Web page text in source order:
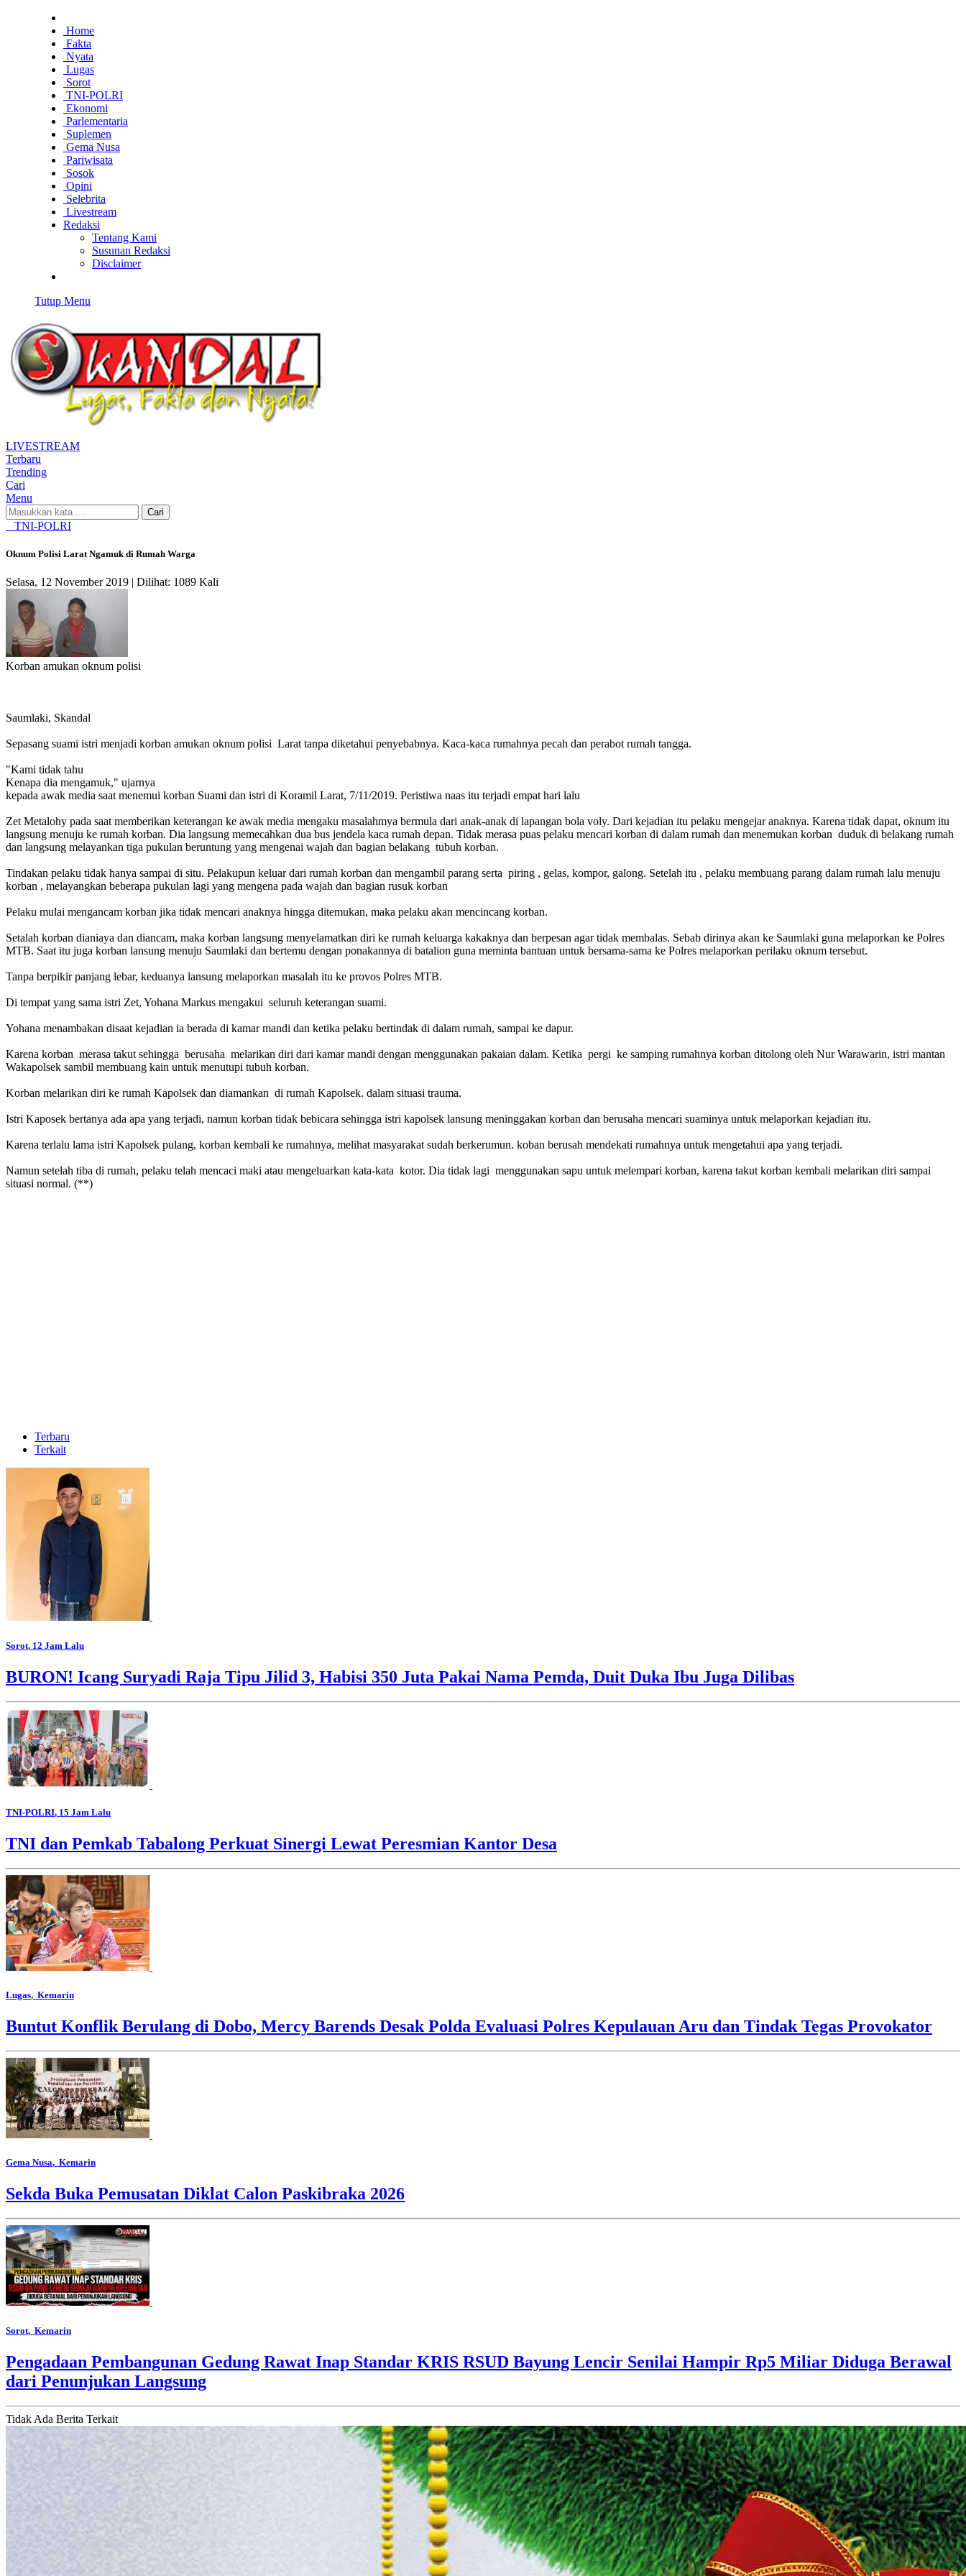
Home
Fakta
Nyata
Lugas
Sorot
TNI-POLRI
Ekonomi
Parlementaria
Suplemen
Gema Nusa
Pariwisata
Sosok
Opini
Selebrita
Livestream
Redaksi
Tentang Kami
Susunan Redaksi
Disclaimer
Tutup Menu
LIVESTREAM
Terbaru
Trending
Cari
Menu
Cari
TNI-POLRI
Oknum Polisi Larat Ngamuk di Rumah Warga
Selasa, 12 November 2019 | Dilihat: 1089 Kali
Korban amukan oknum polisi
Saumlaki, Skandal
Sepasang suami istri menjadi korban amukan oknum polisi Larat tanpa diketahui penyebabnya. Kaca-kaca rumahnya pecah dan perabot rumah tangga.
"Kami tidak tahu
Kenapa dia mengamuk," ujarnya
kepada awak media saat menemui korban Suami dan istri di Koramil Larat, 7/11/2019. Peristiwa naas itu terjadi empat hari lalu
Zet Metalohy pada saat memberikan keterangan ke awak media mengaku masalahmya bermula dari anak-anak di lapangan bola voly. Dari kejadian itu pelaku mengejar anaknya. Karena tidak dapat, oknum itu
langsung menuju ke rumah korban. Dia langsung memecahkan dua bus jendela kaca rumah depan. Tidak merasa puas pelaku mencari korban di dalam rumah dan menemukan korban duduk di belakang rumah
dan langsung melayankan tiga pukulan beruntung yang mengenai wajah dan bagian belakang tubuh korban.
Tindakan pelaku tidak hanya sampai di situ. Pelakupun keluar dari rumah korban dan mengambil parang serta piring , gelas, kompor, galong. Setelah itu , pelaku membuang parang dalam rumah lalu menuju
korban , melayangkan beberapa pukulan lagi yang mengena pada wajah dan bagian rusuk korban
Pelaku mulai mengancam korban jika tidak mencari anaknya hingga ditemukan, maka pelaku akan mencincang korban.
Setalah korban dianiaya dan diancam, maka korban langsung menyelamatkan diri ke rumah keluarga kakaknya dan berpesan agar tidak membalas. Sebab dirinya akan ke Saumlaki guna melaporkan ke Polres
MTB. Saat itu juga korban lansung menuju Saumlaki dan bertemu dengan ponakannya di batalion guna meminta bantuan untuk bersama-sama ke Polres melaporkan perilaku oknum tersebut.
Tanpa berpikir panjang lebar, keduanya lansung melaporkan masalah itu ke provos Polres MTB.
Di tempat yang sama istri Zet, Yohana Markus mengakui seluruh keterangan suami.
Yohana menambakan disaat kejadian ia berada di kamar mandi dan ketika pelaku bertindak di dalam rumah, sampai ke dapur.
Karena korban merasa takut sehingga berusaha melarikan diri dari kamar mandi dengan menggunakan pakaian dalam. Ketika pergi ke samping rumahnya korban ditolong oleh Nur Warawarin, istri mantan
Wakapolsek sambil membuang kain untuk menutupi tubuh korban.
Korban melarikan diri ke rumah Kapolsek dan diamankan di rumah Kapolsek. dalam situasi trauma.
Istri Kaposek bertanya ada apa yang terjadi, namun korban tidak bebicara sehingga istri kapolsek lansung meninggakan korban dan berusaha mencari suaminya untuk melaporkan kejadian itu.
Karena terlalu lama istri Kapolsek pulang, korban kembali ke rumahnya, melihat masyarakat sudah berkerumun. koban berusah mendekati rumahnya untuk mengetahui apa yang terjadi.
Namun setelah tiba di rumah, pelaku telah mencaci maki atau mengeluarkan kata-kata kotor. Dia tidak lagi menggunakan sapu untuk melempari korban, karena takut korban kembali melarikan diri sampai
situasi normal. (**)
Terbaru
Terkait
Sorot, 12 Jam Lalu
BURON! Icang Suryadi Raja Tipu Jilid 3, Habisi 350 Juta Pakai Nama Pemda, Duit Duka Ibu Juga Dilibas
TNI-POLRI, 15 Jam Lalu
TNI dan Pemkab Tabalong Perkuat Sinergi Lewat Peresmian Kantor Desa
Lugas, Kemarin
Buntut Konflik Berulang di Dobo, Mercy Barends Desak Polda Evaluasi Polres Kepulauan Aru dan Tindak Tegas Provokator
Gema Nusa, Kemarin
Sekda Buka Pemusatan Diklat Calon Paskibraka 2026
Sorot, Kemarin
Pengadaan Pembangunan Gedung Rawat Inap Standar KRIS RSUD Bayung Lencir Senilai Hampir Rp5 Miliar Diduga Berawal
dari Penunjukan Langsung
Tidak Ada Berita Terkait